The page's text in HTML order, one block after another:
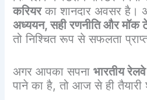
करियरका शानदार अवसर
अध्ययन, सही रणनीति और मॉक
तो निश्चित रूप से सफलता
अगर आपका सपनाभारतीय
पाने का है, तो आज से ही